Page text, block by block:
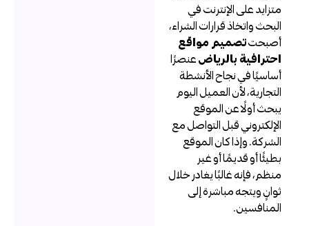
متزايد على الإنترنت في
البحث واتخاذ قرارات الشراء،
أصبحتتصميم مواقع
احترافية بالرياضعنصرًا
أساسيًا في نجاح الأنشطة
التجارية، لأن العميل اليوم
يبحث أولًا عن الموقع
الإلكتروني قبل التواصل مع
الشركة. وإذا كان الموقع
بطيئًا أو قديمًا أو غير
منظم، فإنه غالبًا يغادر خلال
ثوانٍ ويتجه مباشرة إلى
المنافسين.